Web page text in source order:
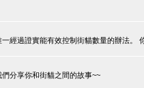
經過證實能有效控制街貓數量的辦法。
分享你和街貓之間的故事~~